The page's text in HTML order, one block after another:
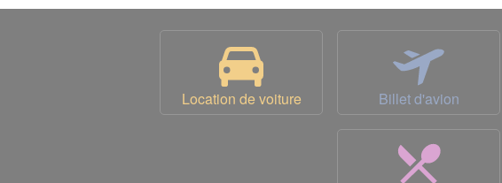
Location de voiture Billet d'avion